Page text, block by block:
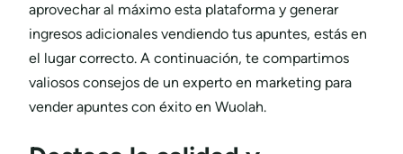
aprovechar al máximo esta plataforma y generar
ingresos adicionales vendiendo tus apuntes, estás en
el lugar correcto. A continuación, te compartimos
valiosos consejos de un experto en marketing para
vender apuntes con éxito en Wuolah.